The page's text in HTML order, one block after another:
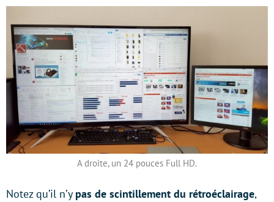
A droite, un 24 pouces Full HD.
Notez qu’il n’y pas de scintillement du rétroéclairage,